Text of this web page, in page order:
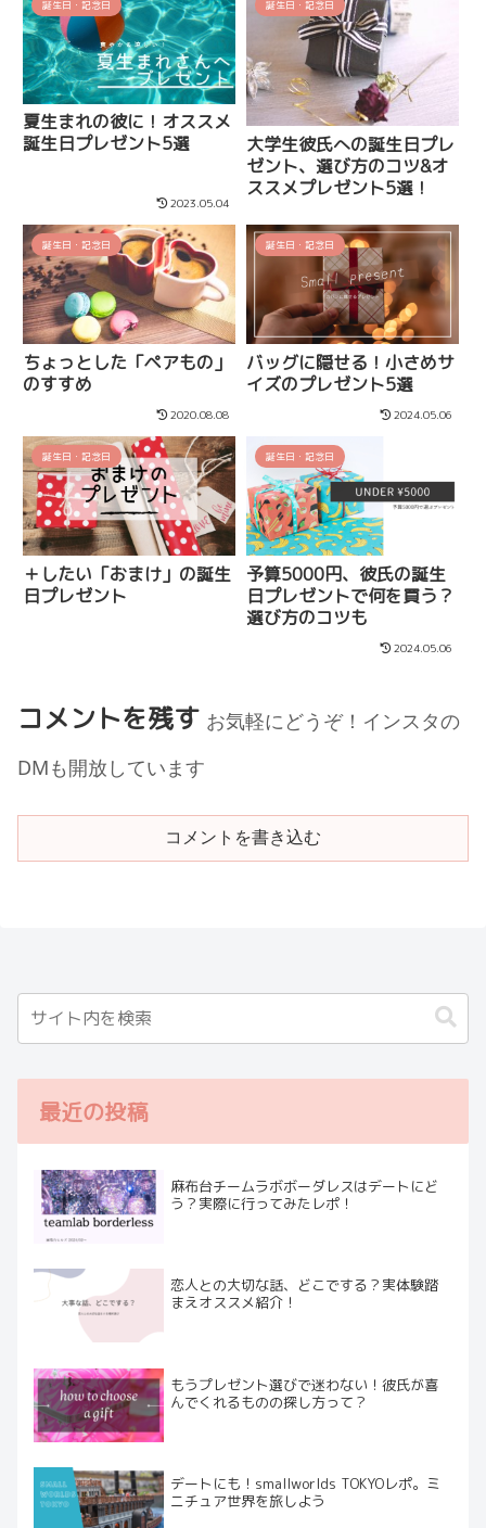
誕生日・記念日
夏生まれの彼に！オススメ
誕生日プレゼント5選
2023.05.04
誕生日・記念日
大学生彼氏への誕生日プレ
ゼント、選び方のコツ&オ
ススメプレゼント5選！
誕生日・記念日
ちょっとした「ペアもの」
のすすめ
2020.08.08
誕生日・記念日
バッグに隠せる！小さめサ
イズのプレゼント5選
2024.05.06
誕生日・記念日
＋したい「おまけ」の誕生
日プレゼント
誕生日・記念日
予算5000円、彼氏の誕生
日プレゼントで何を買う？
選び方のコツも
2024.05.06
コメントを残す お気軽にどうぞ！インスタの
DMも開放しています
コメントを書き込む
最近の投稿
麻布台チームラボボーダレスはデートにど
う？実際に行ってみたレポ！
恋人との大切な話、どこでする？実体験踏
まえオススメ紹介！
もうプレゼント選びで迷わない！彼氏が喜
んでくれるものの探し方って？
デートにも！smallworlds TOKYOレポ。ミ
ニチュア世界を旅しよう